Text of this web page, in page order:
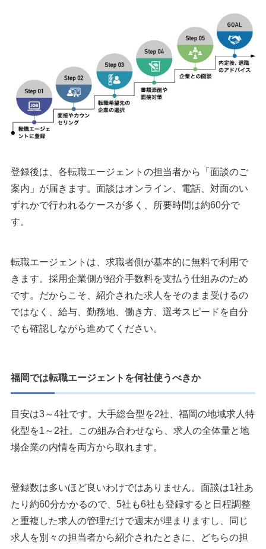
登録後は、各転職エージェントの担当者から「面談のご
案内」が届きます。面談はオンライン、電話、対面のい
ずれかで行われるケースが多く、所要時間は約60分で
す。
転職エージェントは、求職者側が基本的に無料で利用で
きます。採用企業側が紹介手数料を支払う仕組みのため
です。だからこそ、紹介された求人をそのまま受けるの
ではなく、給与、勤務地、働き方、選考スピードを自分
でも確認しながら進めてください。
福岡では転職エージェントを何社使うべきか
目安は3～4社です。大手総合型を2社、福岡の地域求人特
化型を1～2社。この組み合わせなら、求人の全体量と地
場企業の内情を両方から取れます。
登録数は多いほど良いわけではありません。面談は1社あ
たり約60分かかるので、5社も6社も登録すると日程調整
と重複した求人の管理だけで週末が埋まりますし、同じ
求人を別々の担当者から紹介されたときに、どちらの担